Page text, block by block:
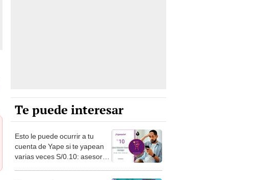
Te puede interesar
Esto le puede ocurrir a tu
cuenta de Yape si te yapean
varias veces S/0.10: asesores